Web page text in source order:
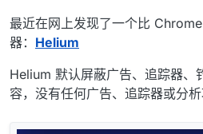
最近在网上发现了一个比
器： Helium
Helium 默认屏蔽广告、追踪器、
容，没有任何广告、追踪器或分析